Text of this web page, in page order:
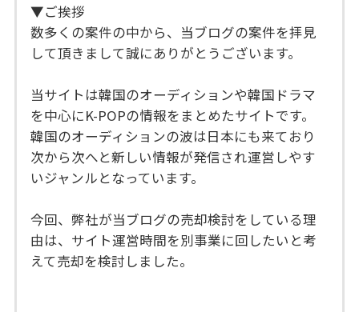
▼ご挨拶
数多くの案件の中から、当ブログの案件を拝見
して頂きまして誠にありがとうございます。
当サイトは韓国のオーディションや韓国ドラマ
を中心にK-POPの情報をまとめたサイトです。
韓国のオーディションの波は日本にも来ており
次から次へと新しい情報が発信され運営しやす
いジャンルとなっています。
今回、弊社が当ブログの売却検討をしている理
由は、サイト運営時間を別事業に回したいと考
えて売却を検討しました。